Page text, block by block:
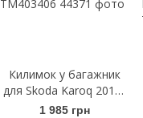
Килимок у багажник
для Skoda Karoq 2017-
з боковими нішами
1 985 грн